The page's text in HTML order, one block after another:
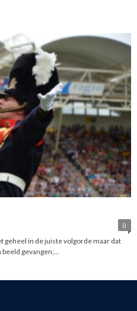
0
geheel in de juiste volgorde maar dat
gevangen;...